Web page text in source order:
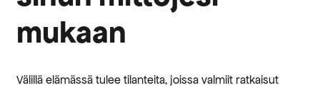
mukaan
Välillä elämässä tulee tilanteita, joissa valmiit ratkaisut